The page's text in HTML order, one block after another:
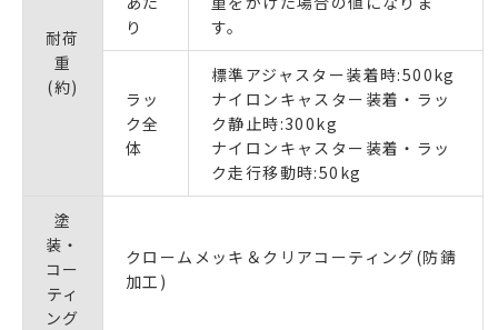
耐荷
重
(約)
り
す。
ラッ
ク全
体
標準アジャスター装着時:500kg
ナイロンキャスター装着・ラッ
ク静止時:300kg
ナイロンキャスター装着・ラッ
ク走行移動時:50kg
塗
装・
コー
ティ
ング
クロームメッキ＆クリアコーティング(防錆
加工)